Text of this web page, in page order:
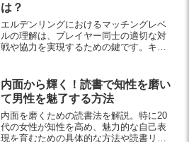
は？
エルデンリングにおけるマッチングレベ
ルの理解は、プレイヤー同士の適切な対
戦や協力を実現するための鍵です。キャ
をサポートします。
内面から輝く！読書で知性を磨い
て男性を魅了する方法
内面を磨くための読書法を解説。特に20
代の女性が知性を高め、魅力的な自己表
現を育むための具体的な方法や読書リス